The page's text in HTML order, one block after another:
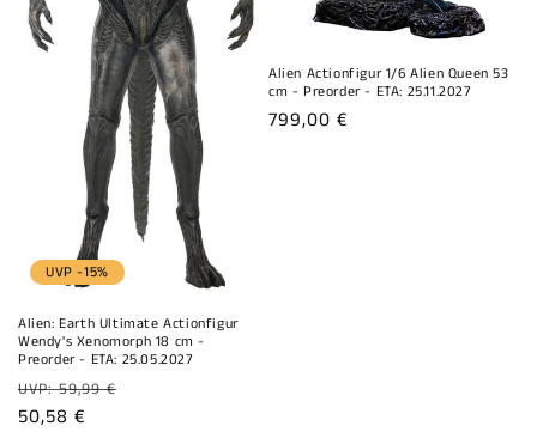
UVP -15%
Alien: Earth Ultimate Actionfigur
Wendy's Xenomorph 18 cm -
Preorder - ETA: 25.05.2027
Normaler
Preis
UVP: 59,99 €
Verkaufspreis
50,58 €
Alien Actionfigur 1/6 Alien Queen 53
cm - Preorder - ETA: 25.11.2027
Normaler
799,00 €